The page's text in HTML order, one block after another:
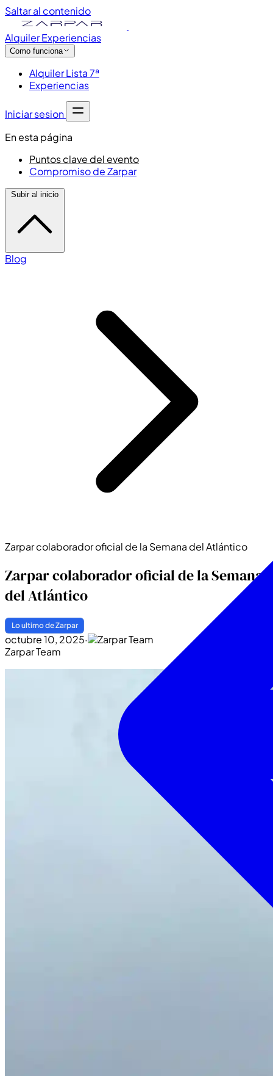
Saltar al contenido
Alquiler Experiencias
Como funciona
Alquiler Lista 7ª
Experiencias
Iniciar sesion
En esta página
Puntos clave del evento
Compromiso de Zarpar
Subir al inicio
Blog
Zarpar colaborador oficial de la Semana del Atlántico
Zarpar colaborador oficial de la Semana
del Atlántico
Lo ultimo de Zarpar
octubre 10, 2025·
Zarpar Team